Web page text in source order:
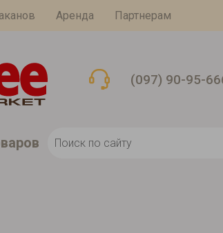
Аренда Партнерам
(097) 90-95-